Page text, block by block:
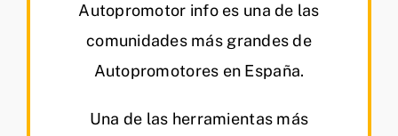
Autopromotor info es una de las
comunidades más grandes de
Autopromotores en España.
Una de las herramientas más